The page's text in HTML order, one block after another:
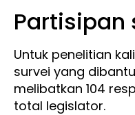
Partisipan
Untuk penelitian
survei yang
melibatkan 104
total legislator.